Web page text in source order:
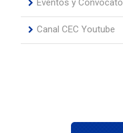
Eventos y
Canal CEC Youtube